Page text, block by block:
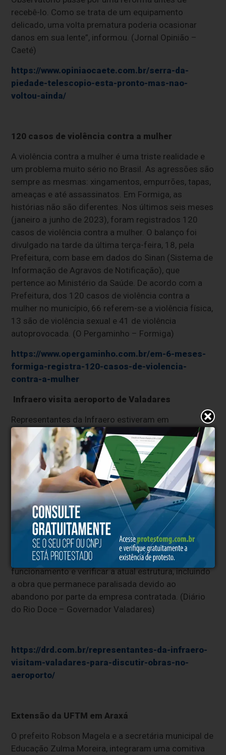
recebê-lo. Como se trata de um equipamento
delicado, uma volta prematura poderia ocasionar
danos em sua lente”, informou. (Jornal Opinião –
Caeté)
https://www.opiniaocaete.com.br/serra-da-
piedade-telescopio-esta-pronto-mas-nao-
voltou-ainda/
120 casos de violência contra a mulher
A violência contra a mulher é uma triste realidade e
um problema muito sério no Brasil. As agressões são
sempre as mesmas: xingamentos, empurrões, tapas,
ameaças e até assassinatos. Em Formiga, as
histórias não são diferentes. Nos últimos seis meses
(janeiro a junho de 2023), foram registrados 120
casos de violência contra a mulher. O balanço foi
divulgado na tarde da última terça-feira, 18, pela
Prefeitura, com base em dados do Sinan (Sistema de
Informação de Agravos de Notificação), que
pertence ao Ministério da Saúde. De acordo com a
Prefeitura, dos 120 casos de violência contra a
mulher no município, 66 referem-se a violência física,
13 são de violência sexual e 41 de violência
autoprovocada. (O Pergaminho – Formiga)
https://www.opergaminho.com.br/em-6-meses-
formiga-registra-120-casos-de-violencia-
contra-a-mulher
Infraero visita aeroporto de Valadares
Representantes da Infraero estiveram em
Governador Valadares para dar seguimento às
negociações sobre a devolução do Aeroporto
Coronel Altino Machado ao Governo Federal. A visita
acontece quase um mês após reunião do ministro de
Portos e Aeroportos, Márcio França (PSB), na cidade.
O encontro teve como objetivo estabelecer uma
parceria para acelerar as obras, que estão
paralisadas, e melhorar a gestão do aeroporto. Após
a reunião, os representantes da Infraero, junto com o
gerente do aeroporto e os secretários municipais,
realizaram uma visita ao local para avaliar o
funcionamento e verificar a atual estrutura, incluindo
a obra que permanece paralisada devido ao
abandono por parte da empresa contratada. (Diário
do Rio Doce – Governador Valadares)
https://drd.com.br/representantes-da-infraero-
visitam-valadares-para-discutir-obras-no-
aeroporto/
Extensão da UFTM em Araxá
O prefeito Robson Magela e a secretária municipal de
Educação Zulma Moreira, integraram uma comitiva